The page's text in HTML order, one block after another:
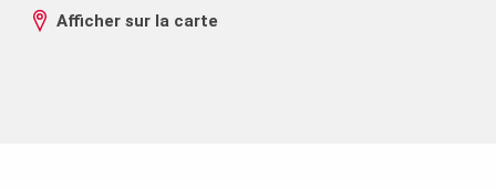
Afficher sur la carte